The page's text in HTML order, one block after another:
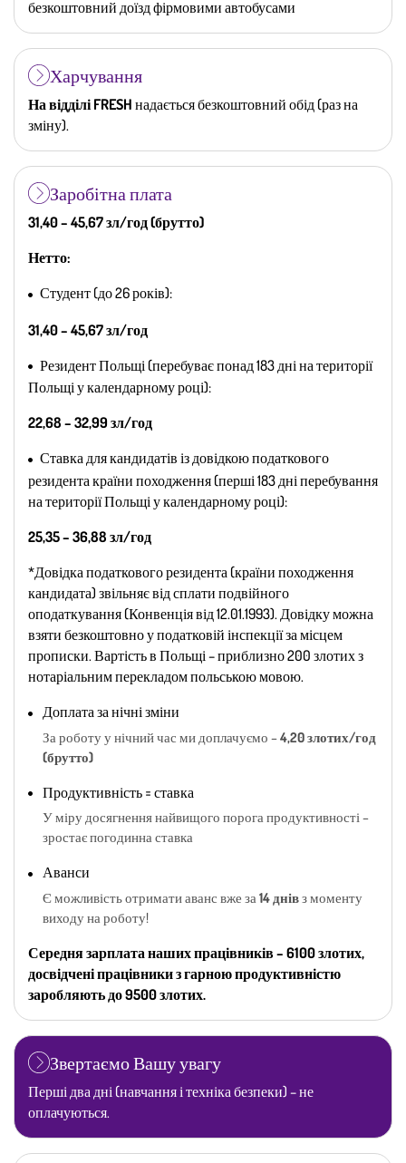
безкоштовний доїзд фірмовими автобусами
Харчування
На відділі FRESH надається безкоштовний обід (раз на
зміну).
Заробітна плата
31,40 – 45,67 зл/год (брутто)
Нетто:
Студент (до 26 років):
31,40 – 45,67 зл/год
Резидент Польщі (перебуває понад 183 дні на території
Польщі у календарному році):
22,68 – 32,99 зл/год
Ставка для кандидатів із довідкою податкового
резидента країни походження (перші 183 дні перебування
на території Польщі у календарному році):
25,35 – 36,88 зл/год
*Довідка податкового резидента (країни походження
кандидата) звільняє від сплати подвійного
оподаткування (Конвенція від 12.01.1993). Довідку можна
взяти безкоштовно у податковій інспекції за місцем
прописки. Вартість в Польщі – приблизно 200 злотих з
нотаріальним перекладом польською мовою.
Доплата за нічні зміни
За роботу у нічний час ми доплачуємо –4,20 злотих/год
(брутто)
Продуктивність = ставка
У міру досягнення найвищого порога продуктивності –
зростає погодинна ставка
Аванси
Є можливість отримати аванс вже за14 днівз моменту
виходу на роботу!
Середня зарплата наших працівників – 6100 злотих,
досвідчені працівники з гарною продуктивністю
заробляють до 9500 злотих.
Звертаємо Вашу увагу
Перші два дні (навчання і техніка безпеки) – не
оплачуються.